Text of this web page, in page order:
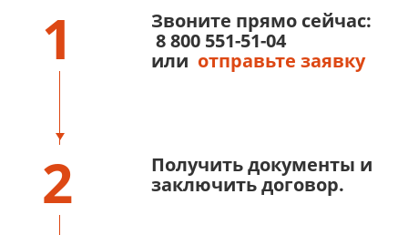
1
Звоните прямо сейчас:
8 800 551-51-04
или отправьте заявку
2
Получить документы и
заключить договор.